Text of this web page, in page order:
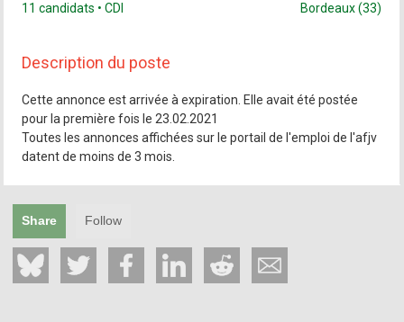
11 candidats • CDI Bordeaux (33)
Description du poste
Cette annonce est arrivée à expiration. Elle avait été postée
pour la première fois le 23.02.2021
Toutes les annonces affichées sur le portail de l'emploi de l'afjv
datent de moins de 3 mois.
Share Follow